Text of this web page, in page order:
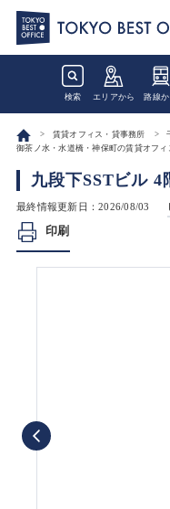
検索 エリアから 路線か
賃貸オフィス・貸事務所
御茶ノ水・水道橋・神保町の賃貸オフィ
九段下SSTビル 4
最終情報更新日：2026/08/03
印刷